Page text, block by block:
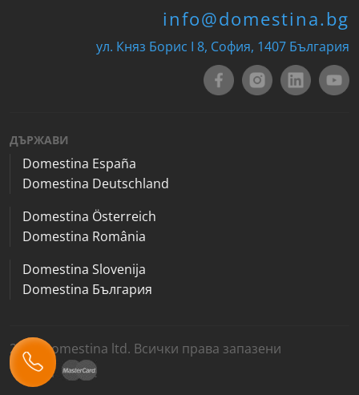
info@domestina.bg
ул. Княз Борис I 8, София, 1407 България
ДЪРЖАВИ
Domestina España
Domestina Deutschland
Domestina Österreich
Domestina România
Domestina Slovenija
Domestina България
2026 Domestina ltd. Всички права запазени